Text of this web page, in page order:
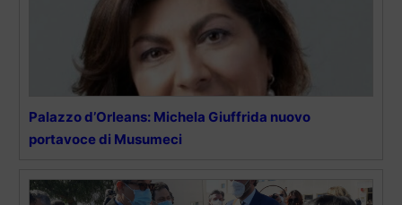
Palazzo d’Orleans: Michela Giuffrida nuovo
portavoce di Musumeci